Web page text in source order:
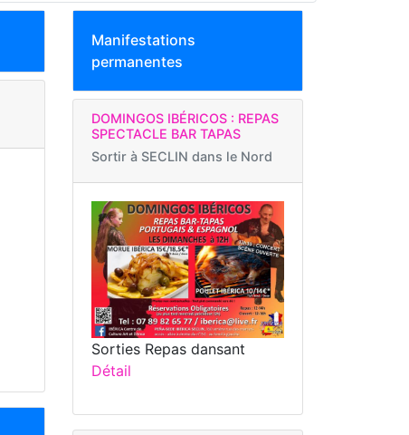
Manifestations
permanentes
DOMINGOS IBÉRICOS : REPAS
SPECTACLE BAR TAPAS
Sortir à SECLIN dans le Nord
Sorties Repas dansant
Détail